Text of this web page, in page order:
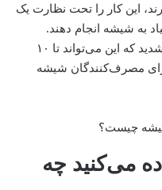
این کار را تحت نظارت یک
به شیشه انجام دهند.
خستگی، افسردگی، بیخوابی و هوس شدید که این می‌تواند تا ۱۰
مصرف‌کنندگان شیشه
می‌کنید چه